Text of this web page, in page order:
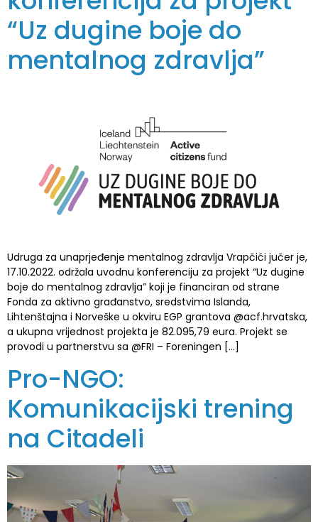
“Uz dugine boje do
mentalnog zdravlja”
Udruga za unaprjeđenje mentalnog zdravlja Vrapčići jučer je,
17.10.2022. održala uvodnu konferenciju za projekt “Uz dugine
boje do mentalnog zdravlja” koji je financiran od strane
Fonda za aktivno građanstvo, sredstvima Islanda,
Lihtenštajna i Norveške u okviru EGP grantova @acf.hrvatska,
a ukupna vrijednost projekta je 82.095,79 eura. Projekt se
provodi u partnerstvu sa @FRI – Foreningen […]
Pro-NGO:
Komunikacijski trening
na Citadeli